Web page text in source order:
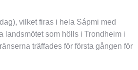
vilket firas i hela Sápmi med
landsmötet som hölls i Trondheim i
träffades för första gången för